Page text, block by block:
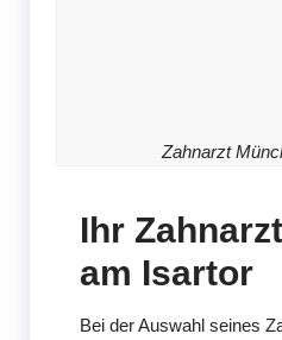
Zahnarzt
Ihr
am Isartor
Bei der Auswahl seines